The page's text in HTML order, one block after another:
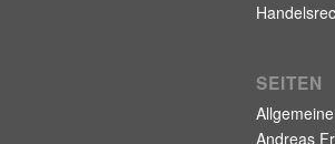
SEITEN
Andreas